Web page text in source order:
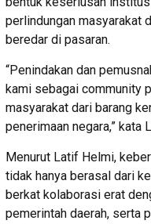
perlindungan masyarakat
beredar di pasaran.
“Penindakan dan
kami sebagai community
masyarakat dari barang
penerimaan negara,” kata
Menurut Latif Helmi,
tidak hanya berasal dari
berkat kolaborasi erat
pemerintah daerah, serta